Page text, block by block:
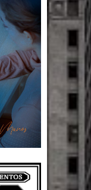
y se
tras
Japón